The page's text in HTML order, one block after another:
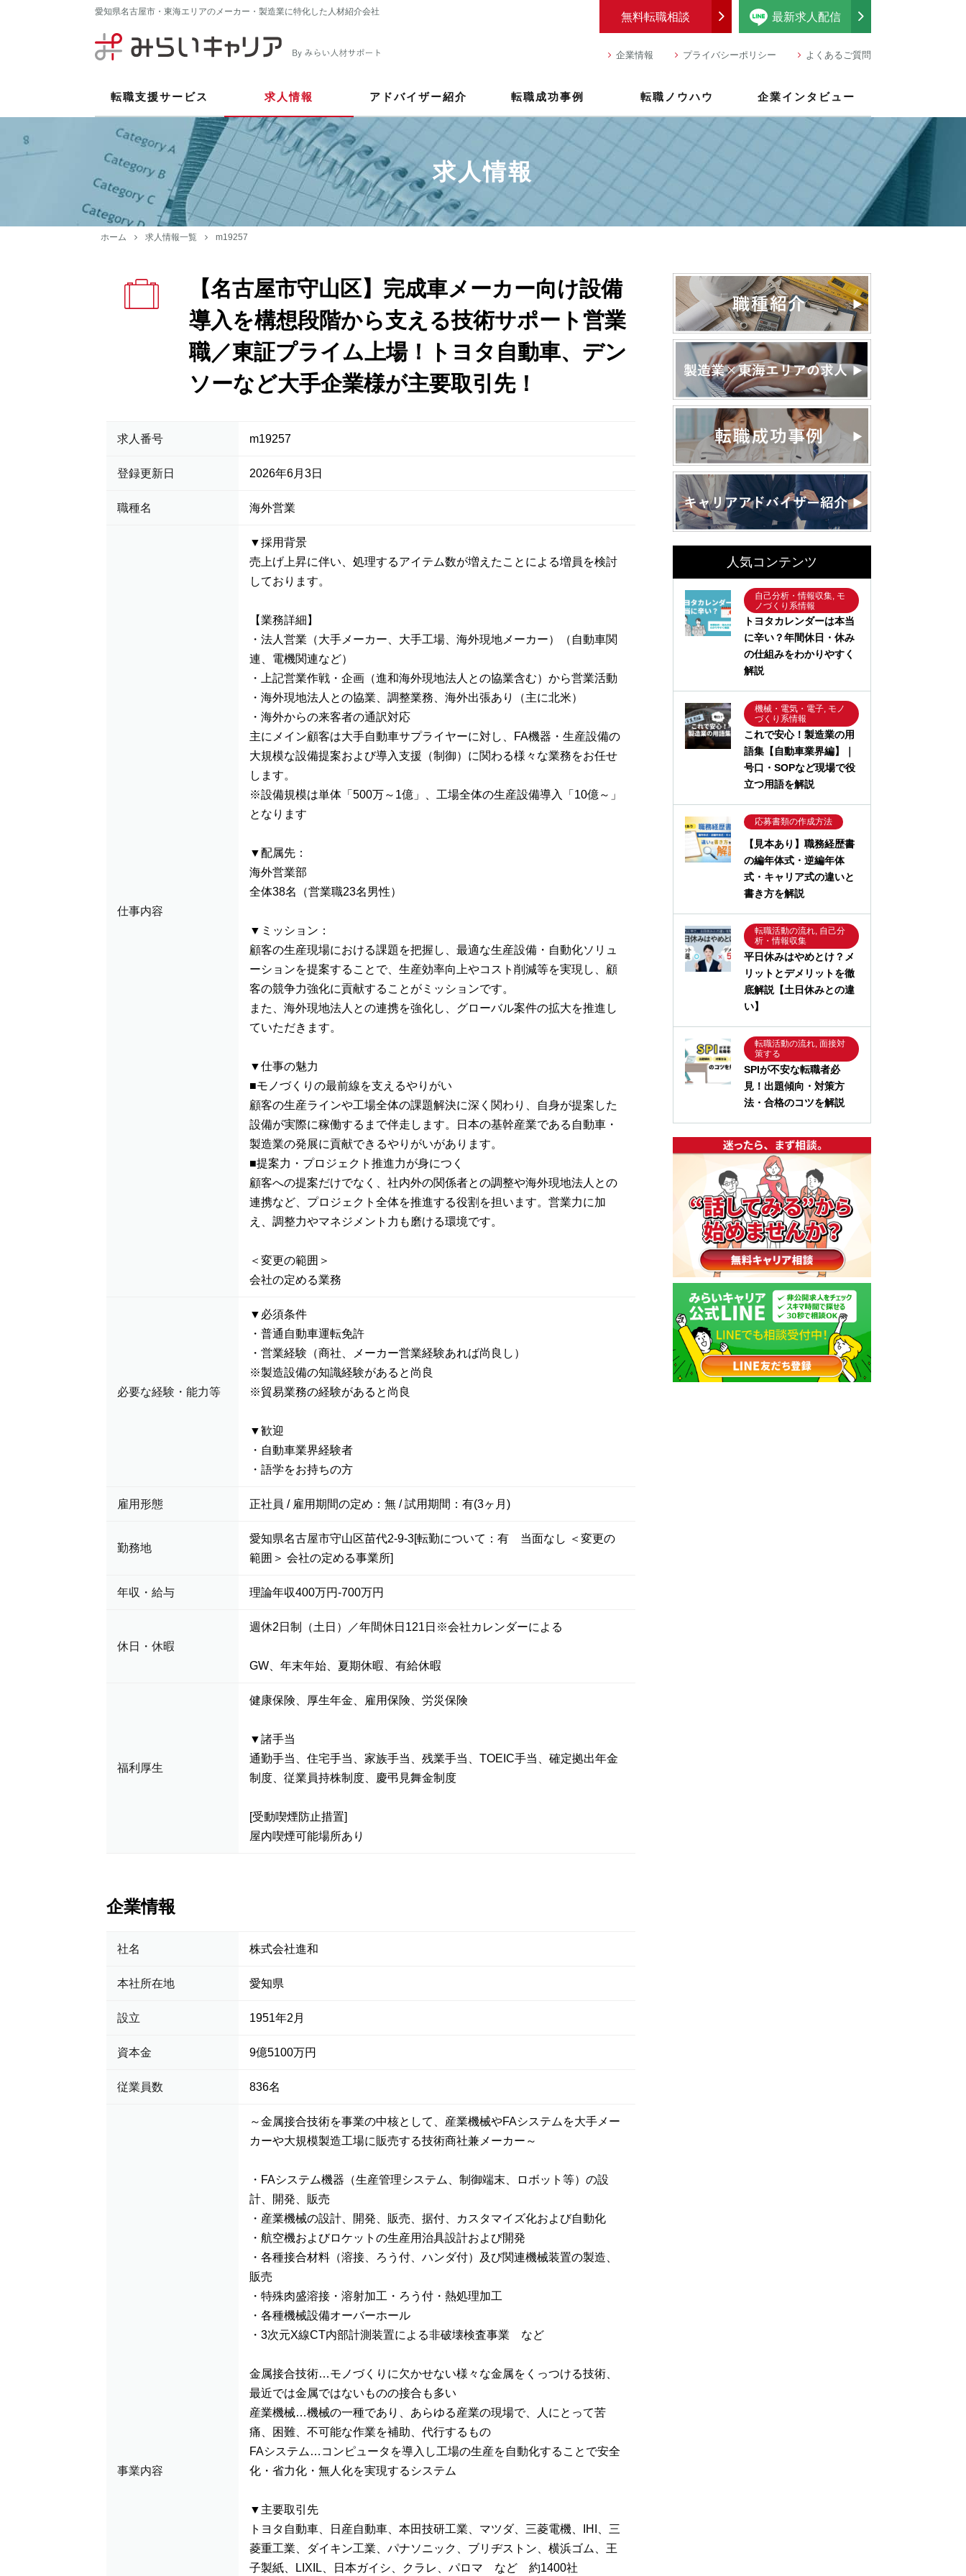
愛知県名古屋市・東海エリアのメーカー・製造業に特化した人材紹介会社 最新求人配信
無料転職相談
企業情報 プライバシーポリシー よくあるご質問
転職支援サービス 求人情報 アドバイザー紹介 転職成功事例 転職ノウハウ 企業インタビュー
求人情報
ホーム 求人情報一覧 m19257
【名古屋市守山区】完成車メーカー向け設備
導入を構想段階から支える技術サポート営業
職／東証プライム上場！トヨタ自動車、デン
ソーなど大手企業様が主要取引先！
求人番号 m19257
登録更新日 2026年6月3日
職種名 海外営業
仕事内容
▼採用背景
売上げ上昇に伴い、処理するアイテム数が増えたことによる増員を検討
しております。
【業務詳細】
・法人営業（大手メーカー、大手工場、海外現地メーカー）（自動車関
連、電機関連など）
・上記営業作戦・企画（進和海外現地法人との協業含む）から営業活動
・海外現地法人との協業、調整業務、海外出張あり（主に北米）
・海外からの来客者の通訳対応
主にメイン顧客は大手自動車サプライヤーに対し、FA機器・生産設備の
大規模な設備提案および導入支援（制御）に関わる様々な業務をお任せ
します。
※設備規模は単体「500万～1億」、工場全体の生産設備導入「10億～」
となります
▼配属先：
海外営業部
全体38名（営業職23名男性）
▼ミッション：
顧客の生産現場における課題を把握し、最適な生産設備・自動化ソリュ
ーションを提案することで、生産効率向上やコスト削減等を実現し、顧
客の競争力強化に貢献することがミッションです。
また、海外現地法人との連携を強化し、グローバル案件の拡大を推進し
ていただきます。
▼仕事の魅力
■モノづくりの最前線を支えるやりがい
顧客の生産ラインや工場全体の課題解決に深く関わり、自身が提案した
設備が実際に稼働するまで伴走します。日本の基幹産業である自動車・
製造業の発展に貢献できるやりがいがあります。
■提案力・プロジェクト推進力が身につく
顧客への提案だけでなく、社内外の関係者との調整や海外現地法人との
連携など、プロジェクト全体を推進する役割を担います。営業力に加
え、調整力やマネジメント力も磨ける環境です。
＜変更の範囲＞
会社の定める業務
必要な経験・能力等
▼必須条件
・普通自動車運転免許
・営業経験（商社、メーカー営業経験あれば尚良し）
※製造設備の知識経験があると尚良
※貿易業務の経験があると尚良
▼歓迎
・自動車業界経験者
・語学をお持ちの方
雇用形態 正社員 / 雇用期間の定め：無 / 試用期間：有(3ヶ月)
勤務地
愛知県名古屋市守山区苗代2-9-3[転勤について：有 当面なし ＜変更の
範囲＞ 会社の定める事業所]
年収・給与 理論年収400万円-700万円
休日・休暇
週休2日制（土日）／年間休日121日※会社カレンダーによる
GW、年末年始、夏期休暇、有給休暇
福利厚生
健康保険、厚生年金、雇用保険、労災保険
▼諸手当
通勤手当、住宅手当、家族手当、残業手当、TOEIC手当、確定拠出年金
制度、従業員持株制度、慶弔見舞金制度
[受動喫煙防止措置]
屋内喫煙可能場所あり
企業情報
社名 株式会社進和
本社所在地 愛知県
設立 1951年2月
資本金 9億5100万円
従業員数 836名
事業内容
～金属接合技術を事業の中核として、産業機械やFAシステムを大手メー
カーや大規模製造工場に販売する技術商社兼メーカー～
・FAシステム機器（生産管理システム、制御端末、ロボット等）の設
計、開発、販売
・産業機械の設計、開発、販売、据付、カスタマイズ化および自動化
・航空機およびロケットの生産用治具設計および開発
・各種接合材料（溶接、ろう付、ハンダ付）及び関連機械装置の製造、
販売
・特殊肉盛溶接・溶射加工・ろう付・熱処理加工
・各種機械設備オーバーホール
・3次元X線CT内部計測装置による非破壊検査事業 など
金属接合技術…モノづくりに欠かせない様々な金属をくっつける技術、
最近では金属ではないものの接合も多い
産業機械…機械の一種であり、あらゆる産業の現場で、人にとって苦
痛、困難、不可能な作業を補助、代行するもの
FAシステム…コンピュータを導入し工場の生産を自動化することで安全
化・省力化・無人化を実現するシステム
▼主要取引先
トヨタ自動車、日産自動車、本田技研工業、マツダ、三菱電機、IHI、三
菱重工業、ダイキン工業、パナソニック、ブリヂストン、横浜ゴム、王
子製紙、LIXIL、日本ガイシ、クラレ、パロマ など 約1400社
人気コンテンツ
自己分析・情報収集, モ
ノづくり系情報
トヨタカレンダーは本当
に辛い？年間休日・休み
の仕組みをわかりやすく
解説
機械・電気・電子, モノ
づくり系情報
これで安心！製造業の用
語集【自動車業界編】｜
号口・SOPなど現場で役
立つ用語を解説
応募書類の作成方法
【見本あり】職務経歴書
の編年体式・逆編年体
式・キャリア式の違いと
書き方を解説
転職活動の流れ, 自己分
析・情報収集
平日休みはやめとけ？メ
リットとデメリットを徹
底解説【土日休みとの違
い】
転職活動の流れ, 面接対
策する
SPIが不安な転職者必
見！出題傾向・対策方
法・合格のコツを解説